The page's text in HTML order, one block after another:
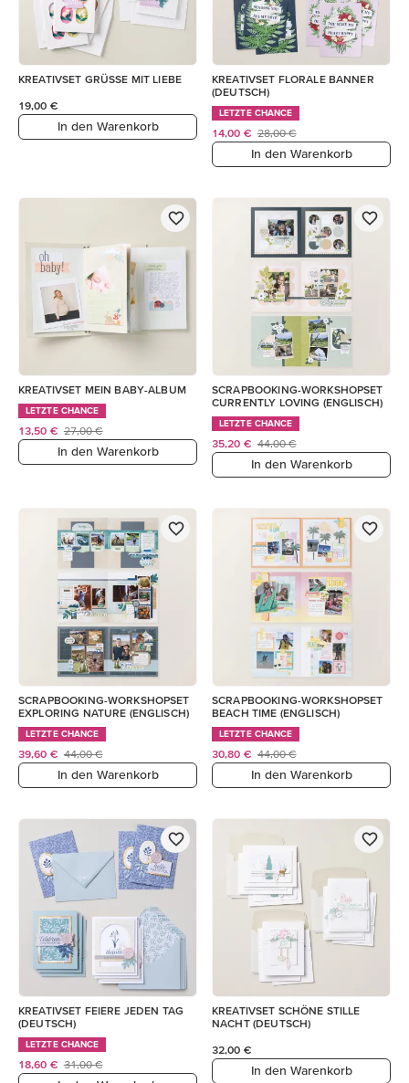
KREATIVSET GRÜSSE MIT LIEBE
19,00 €
In den Warenkorb
KREATIVSET FLORALE BANNER
(DEUTSCH)
LETZTE CHANCE
14,00 € 28,00 €
In den Warenkorb
KREATIVSET MEIN BABY-ALBUM
LETZTE CHANCE
13,50 € 27,00 €
In den Warenkorb
SCRAPBOOKING-WORKSHOPSET
CURRENTLY LOVING (ENGLISCH)
LETZTE CHANCE
35,20 € 44,00 €
In den Warenkorb
SCRAPBOOKING-WORKSHOPSET
EXPLORING NATURE (ENGLISCH)
LETZTE CHANCE
39,60 € 44,00 €
In den Warenkorb
SCRAPBOOKING-WORKSHOPSET
BEACH TIME (ENGLISCH)
LETZTE CHANCE
30,80 € 44,00 €
In den Warenkorb
KREATIVSET FEIERE JEDEN TAG
(DEUTSCH)
LETZTE CHANCE
18,60 € 31,00 €
KREATIVSET SCHÖNE STILLE
NACHT (DEUTSCH)
32,00 €
In den Warenkorb